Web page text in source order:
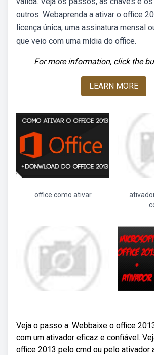
outros. Webaprenda a ativar o office
licença única, uma assinatura mensal
que veio com uma mídia do office.
For more information, click the
LEARN MORE
office como ativar
Veja o passo a. Webbaixe o office
com um ativador eficaz e confiável.
office 2013 pelo cmd ou pelo ativador